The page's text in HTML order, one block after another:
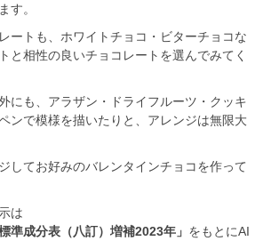
す。
ートも、ホワイトチョコ・ビターチョコな
と相性の良いチョコレートを選んでみてく
にも、アラザン・ドライフルーツ・クッキ
ンで模様を描いたりと、アレンジは無限大
してお好みのバレンタインチョコを作って
は
準成分表（八訂）増補2023年」 をもとにAI